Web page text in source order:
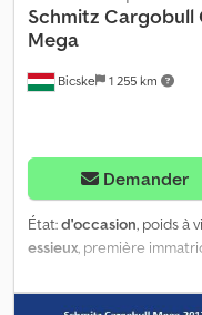
Bicske 1 255 km
Schmitz Cargobull
Mega
Demander
État:d'occasion, poids à
essieux , première
,
Équipement:ABS, Poids